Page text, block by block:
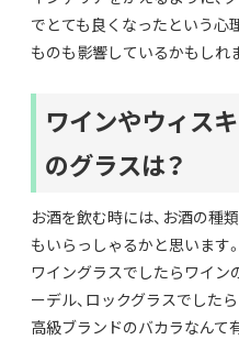
でとても良くなったという心
ものも影響しているかもしれ
ワインやウィス
のグラスは？
お酒を飲む時には、お酒の種
もいらっしゃるかと思います。
ワイングラスでしたらワイン
ーデル、ロックグラスでしたら
高級ブランドのバカラなんて